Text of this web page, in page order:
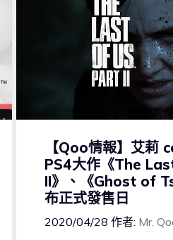
【Qoo情報】艾莉
PS4大作《The
II》、《Ghost of
布正式發售日
2020/04/28 作者: Mr.